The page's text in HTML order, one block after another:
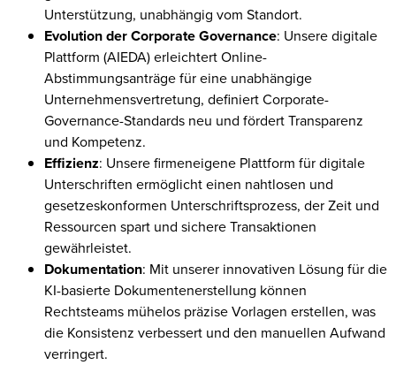
Unterstützung, unabhängig vom Standort.
Evolution der Corporate Governance: Unsere digitale
Plattform (AIEDA) erleichtert Online-
Abstimmungsanträge für eine unabhängige
Unternehmensvertretung, definiert Corporate-
Governance-Standards neu und fördert Transparenz
und Kompetenz.
Effizienz: Unsere firmeneigene Plattform für digitale
Unterschriften ermöglicht einen nahtlosen und
gesetzeskonformen Unterschriftsprozess, der Zeit und
Ressourcen spart und sichere Transaktionen
gewährleistet.
Dokumentation: Mit unserer innovativen Lösung für die
KI-basierte Dokumentenerstellung können
Rechtsteams mühelos präzise Vorlagen erstellen, was
die Konsistenz verbessert und den manuellen Aufwand
verringert.